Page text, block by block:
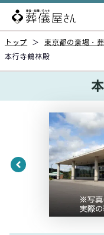
トップ ＞ 東京都の斎場・
本行寺鶴林殿